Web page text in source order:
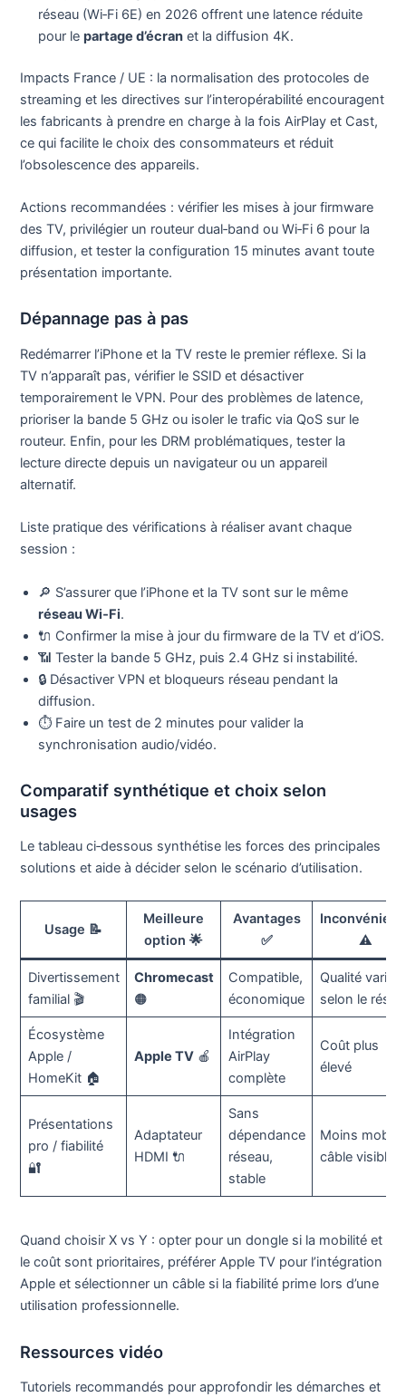
réseau (Wi‑Fi 6E) en 2026 offrent une latence réduite
pour lepartage d’écran et la diffusion 4K.
Impacts France / UE : la normalisation des protocoles de
streaming et les directives sur l’interopérabilité encouragent
les fabricants à prendre en charge à la fois AirPlay et Cast,
ce qui facilite le choix des consommateurs et réduit
l’obsolescence des appareils.
Actions recommandées : vérifier les mises à jour firmware
des TV, privilégier un routeur dual‑band ou Wi‑Fi 6 pour la
diffusion, et tester la configuration 15 minutes avant toute
présentation importante.
Dépannage pas à pas
Redémarrer l’iPhone et la TV reste le premier réflexe. Si la
TV n’apparaît pas, vérifier le SSID et désactiver
temporairement le VPN. Pour des problèmes de latence,
prioriser la bande 5 GHz ou isoler le trafic via QoS sur le
routeur. Enfin, pour les DRM problématiques, tester la
lecture directe depuis un navigateur ou un appareil
alternatif.
Liste pratique des vérifications à réaliser avant chaque
session :
🔎 S’assurer que l’iPhone et la TV sont sur le même
réseau Wi‑Fi.
🔌 Confirmer la mise à jour du firmware de la TV et d’iOS.
📶 Tester la bande 5 GHz, puis 2.4 GHz si instabilité.
🔒 Désactiver VPN et bloqueurs réseau pendant la
diffusion.
⏱️ Faire un test de 2 minutes pour valider la
synchronisation audio/vidéo.
Comparatif synthétique et choix selon
usages
Le tableau ci‑dessous synthétise les forces des principales
solutions et aide à décider selon le scénario d’utilisation.
Usage 📝
Meilleure
option 🌟
Avantages
✅
⚠️
Divertissement
familial 🎬
Chromecast
🟠
Compatible,
économique
Qualité varie
selon le
Écosystème
Apple /
HomeKit 🏠
Apple TV🍎
Intégration
AirPlay
complète
Coût plus
élevé
Présentations
pro / fiabilité
🔐
Adaptateur
HDMI 🔌
Sans
dépendance
réseau,
stable
Moins mobile,
câble visible
Quand choisir X vs Y : opter pour un dongle si la mobilité et
le coût sont prioritaires, préférer Apple TV pour l’intégration
Apple et sélectionner un câble si la fiabilité prime lors d’une
utilisation professionnelle.
Ressources vidéo
Tutoriels recommandés pour approfondir les démarches et